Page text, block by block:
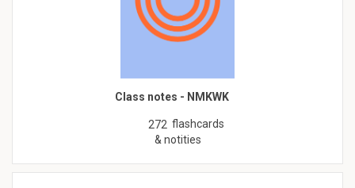
Class notes - NMKWK
272 flashcards
& notities